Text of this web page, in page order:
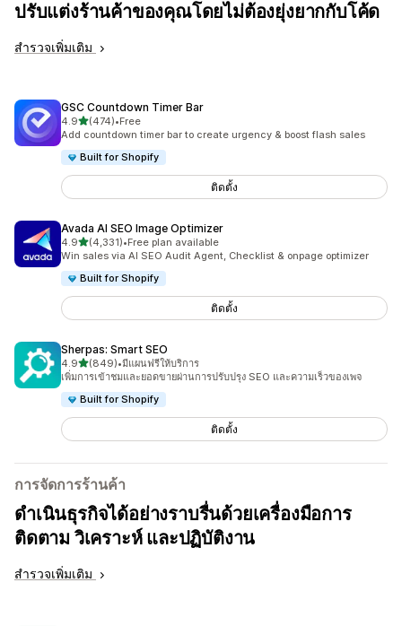
ปรับแต่งร้านค้าของคุณโดยไม่ต้องยุ่งยากกับโค้ด
สำรวจเพิ่มเติม
GSC Countdown Timer Bar
4.9เต็ม 5 ดาว
(474)
ทั้งหมด 474 รีวิว
•Free
Add countdown timer bar to create urgency & boost flash sales
Built for Shopify
ติดตั้ง
Avada AI SEO Image Optimizer
4.9เต็ม 5 ดาว
(4,331)
ทั้งหมด 4331 รีวิว
•Free plan available
Win sales via AI SEO Audit Agent, Checklist & onpage optimizer
Built for Shopify
ติดตั้ง
Sherpas: Smart SEO
4.9เต็ม 5 ดาว
(849)
ทั้งหมด 849 รีวิว
•มีแผนฟรีให้บริการ
เพิ่มการเข้าชมและยอดขายผ่านการปรับปรุง SEO และความเร็วของเพจ
Built for Shopify
ติดตั้ง
การจัดการร้านค้า
ดำเนินธุรกิจได้อย่างราบรื่นด้วยเครื่องมือการ
ติดตาม วิเคราะห์ และปฏิบัติงาน
สำรวจเพิ่มเติม